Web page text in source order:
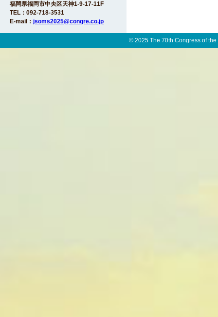
福岡県福岡市中央区天神1-9-17-11F
TEL：092-718-3531
E-mail： jsoms2025@congre.co.jp
© 2025 The 70th Congress of